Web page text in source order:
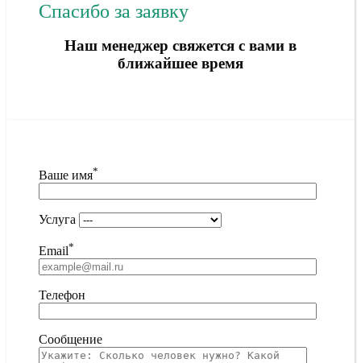
Спасибо за заявку
Наш менеджер свяжется с вами в
ближайшее время
Ваше имя*
Услуга
Email*
Телефон
Сообщение